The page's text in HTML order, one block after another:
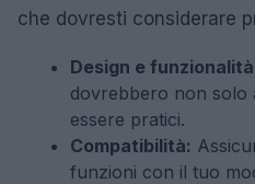
che dovresti considerare
Design e
dovrebbero non solo
essere pratici.
Compatibilità:
funzioni con il tuo